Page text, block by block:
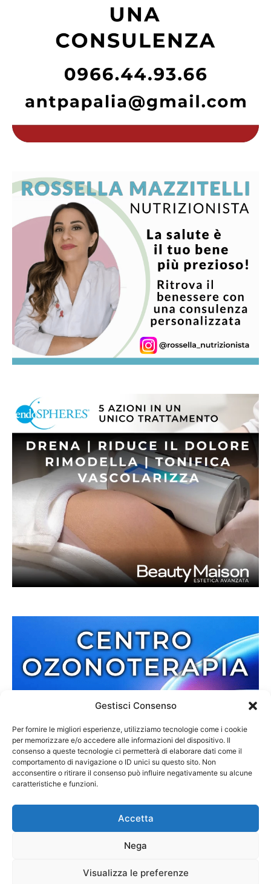
Gestisci Consenso
Per fornire le migliori esperienze, utilizziamo tecnologie come i cookie
per memorizzare e/o accedere alle informazioni del dispositivo. Il
consenso a queste tecnologie ci permetterà di elaborare dati come il
comportamento di navigazione o ID unici su questo sito. Non
acconsentire o ritirare il consenso può influire negativamente su alcune
caratteristiche e funzioni.
Accetta
Nega
Visualizza le preferenze
Contatti Cookie Policy Privacy Policy